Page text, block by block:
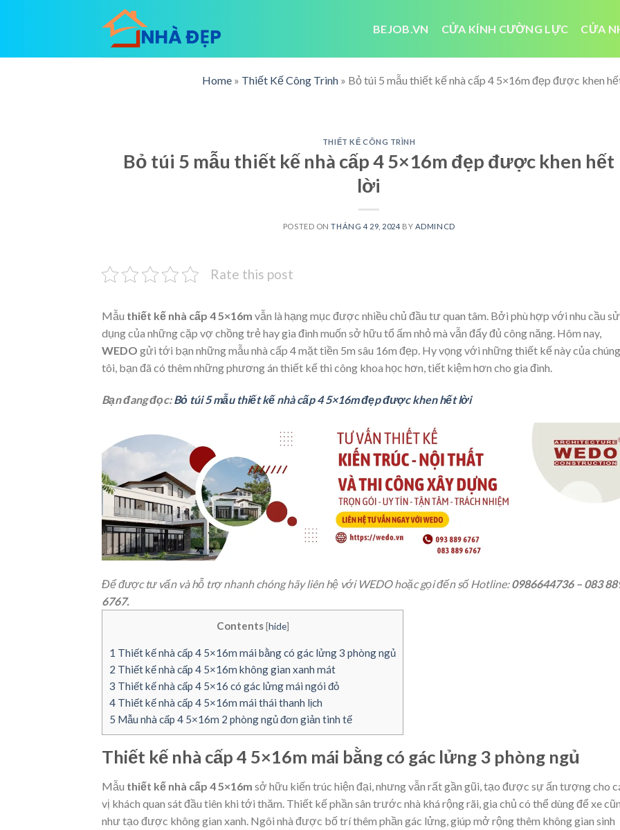
BEJOB.VN CỬA KÍNH CƯỜNG LỰC CỬA
Home » Thiết Kế Công Trình » Bỏ túi 5 mẫu thiết kế nhà cấp 4 5×16m đẹp được khen
THIẾT KẾ CÔNG TRÌNH
Bỏ túi 5 mẫu thiết kế nhà cấp 4 5×16m đẹp được khen hết
lời
POSTED ONTHÁNG 4 29, 2024 BY ADMINCD
Rate this post
Mẫu thiết kế nhà cấp 4 5×16m vẫn là hạng mục được nhiều chủ đầu tư quan tâm. Bởi phù hợp với nhu cầu sử
dụng của những cặp vợ chồng trẻ hay gia đình muốn sở hữu tổ ấm nhỏ mà vẫn đẩy đủ công năng. Hôm nay,
WEDO gửi tới bạn những mẫu nhà cấp 4 mặt tiền 5m sâu 16m đẹp. Hy vọng với những thiết kế này của chúng
tôi, bạn đã có thêm những phương án thiết kế thi công khoa học hơn, tiết kiệm hơn cho gia đình.
Bạn đang đọc:Bỏ túi 5 mẫu thiết kế nhà cấp 4 5×16m đẹp được khen hết lời
Để được tư vấn và hỗ trợ nhanh chóng hãy liên hệ với WEDO hoặc gọi đến số Hotline:0986644736 – 083
6767.
Contents [hide]
1 Thiết kế nhà cấp 4 5×16m mái bằng có gác lửng 3 phòng ngủ
2 Thiết kế nhà cấp 4 5×16m không gian xanh mát
3 Thiết kế nhà cấp 4 5×16 có gác lửng mái ngói đỏ
4 Thiết kế nhà cấp 4 5×16m mái thái thanh lịch
5 Mẫu nhà cấp 4 5×16m 2 phòng ngủ đơn giản tinh tế
Thiết kế nhà cấp 4 5×16m mái bằng có gác lửng 3 phòng ngủ
Mẫu thiết kế nhà cấp 4 5×16m sở hữu kiến trúc hiện đại, nhưng vẫn rất gần gũi, tạo được sự ấn tượng cho
vị khách quan sát đầu tiên khi tới thăm. Thiết kế phần sân trước nhà khá rộng rãi, gia chủ có thể dùng để xe
như tạo được không gian xanh. Ngôi nhà được bố trí thêm phần gác lửng, giúp mở rộng thêm không gian sinh